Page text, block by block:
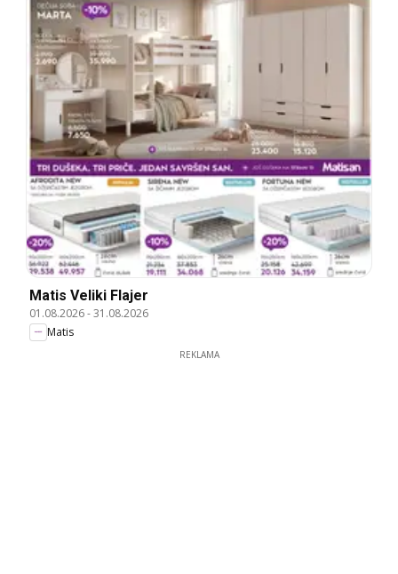
Matis Veliki Flajer
01.08.2026-31.08.2026
Matis
REKLAMA